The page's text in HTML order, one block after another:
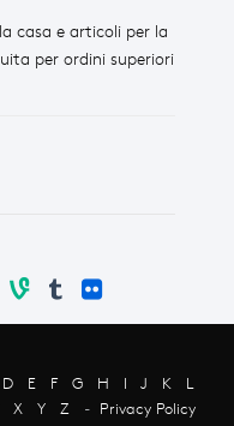
casa e articoli per la
per ordini superiori
D E F G H I J K
L
X Y Z - Privacy Policy